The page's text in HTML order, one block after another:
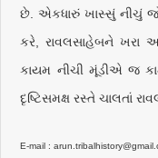
છે. એકધારું ખાસ્સું નીચું
કરે, રાવલસાહેબને ખરા
કાયમ નીચી મૂંડીએ જ
દૃષ્ટિસમક્ષ રસ્તે ચાલતાં
E-mail :